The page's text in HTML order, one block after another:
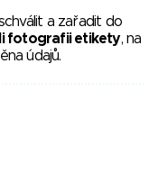
a zařadit do
fotografii etikety, na
údajů.